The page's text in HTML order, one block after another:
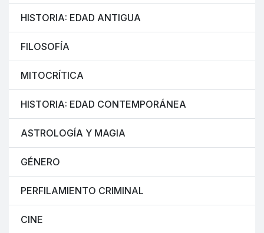
HISTORIA: EDAD ANTIGUA
FILOSOFÍA
MITOCRÍTICA
HISTORIA: EDAD CONTEMPORÁNEA
ASTROLOGÍA Y MAGIA
GÉNERO
PERFILAMIENTO CRIMINAL
CINE